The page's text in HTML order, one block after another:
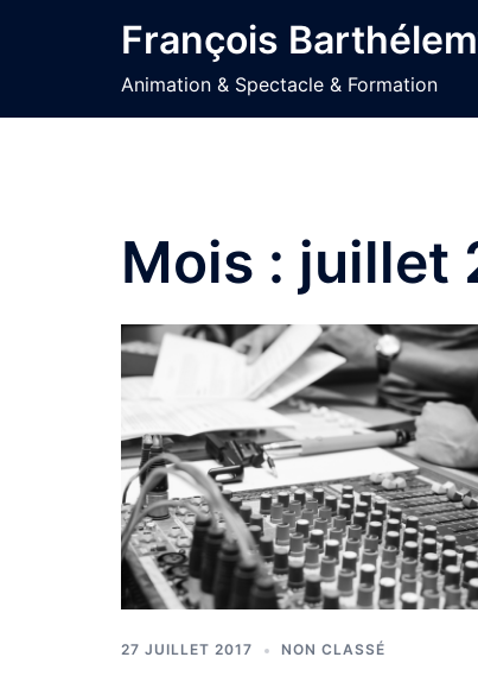
François
Animation & Spectacle & Formation
Mois : juillet
27 JUILLET 2017 NON CLASSÉ